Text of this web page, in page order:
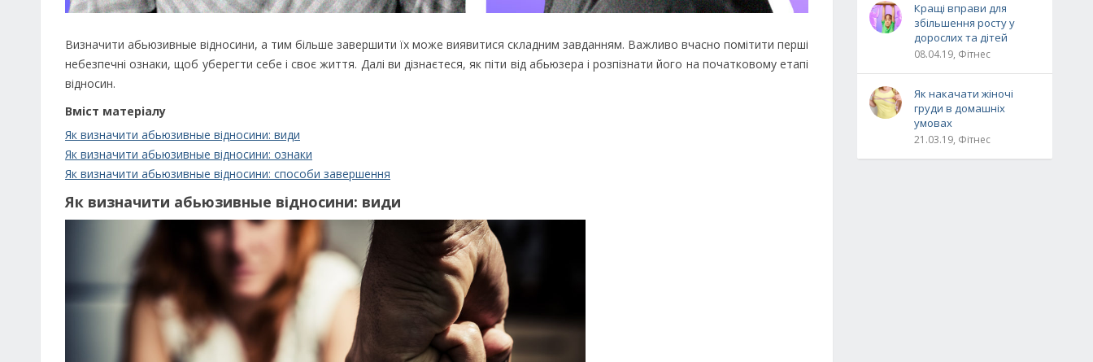
Визначити абьюзивные відносини, а тим більше завершити їх може виявитися складним завданням. Важливо вчасно помітити перші
небезпечні ознаки, щоб уберегти себе і своє життя. Далі ви дізнаєтеся, як піти від абьюзера і розпізнати його на початковому етапі
відносин.
Вміст матеріалу
Як визначити абьюзивные відносини: види
Як визначити абьюзивные відносини: ознаки
Як визначити абьюзивные відносини: способи завершення
Як визначити абьюзивные відносини: види
Кращі вправи для
збільшення росту у
дорослих та дітей
08.04.19, Фітнес
Як накачати жіночі
груди в домашніх
умовах
21.03.19, Фітнес